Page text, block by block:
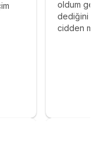
oldum
dediğini
cidden